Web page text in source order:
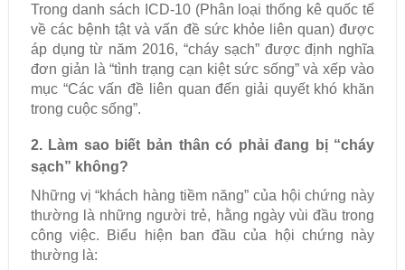
Trong danh sách ICD-10 (Phân loại thống kê quốc tế
về các bệnh tật và vấn đề sức khỏe liên quan) được
áp dụng từ năm 2016, “cháy sạch” được định nghĩa
đơn giản là “tình trạng cạn kiệt sức sống” và xếp vào
mục “Các vấn đề liên quan đến giải quyết khó khăn
trong cuộc sống”.
2. Làm sao biết bản thân có phải đang bị “cháy
sạch” không?
Những vị “khách hàng tiềm năng” của hội chứng này
thường là những người trẻ, hằng ngày vùi đầu trong
công việc. Biểu hiện ban đầu của hội chứng này
thường là: